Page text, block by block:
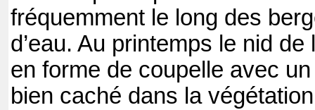
fréquemment le long des
d’eau. Au printemps le nid de
en forme de coupelle avec
bien caché dans la